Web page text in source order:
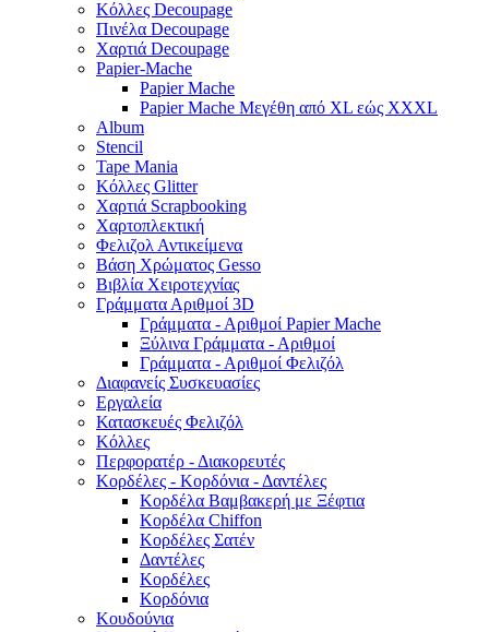
Κόλλες Decoupage
Πινέλα Decoupage
Χαρτιά Decoupage
Papier-Mache
Papier Mache
Papier Mache Μεγέθη από XL εώς XXXL
Album
Stencil
Tape Mania
Κόλλες Glitter
Χαρτιά Scrapbooking
Χαρτοπλεκτική
Φελιζολ Αντικείμενα
Βάση Χρώματος Gesso
Βιβλία Χειροτεχνίας
Γράμματα Αριθμοί 3D
Γράμματα - Αριθμοί Papier Mache
Ξύλινα Γράμματα - Αριθμοί
Γράμματα - Αριθμοί Φελιζόλ
Διαφανείς Συσκευασίες
Εργαλεία
Κατασκευές Φελιζόλ
Κόλλες
Περφορατέρ - Διακορευτές
Κορδέλες - Κορδόνια - Δαντέλες
Κορδέλα Βαμβακερή με Ξέφτια
Κορδέλα Chiffon
Κορδέλες Σατέν
Δαντέλες
Κορδέλες
Κορδόνια
Κουδούνια